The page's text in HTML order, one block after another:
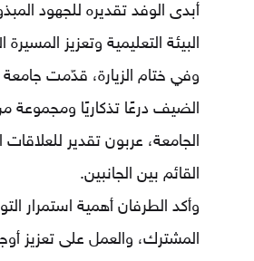
أبدى الوفد تقديره للجهود
البيئة التعليمية وتعزيز المسيرة
وفي ختام الزيارة، قدّمت
الضيف درعًا تذكاريًا ومجموعة
الجامعة، عربون تقدير للعلاقات
القائم بين الجانبين.
وأكد الطرفان أهمية استمرار
المشترك، والعمل على تعزيز